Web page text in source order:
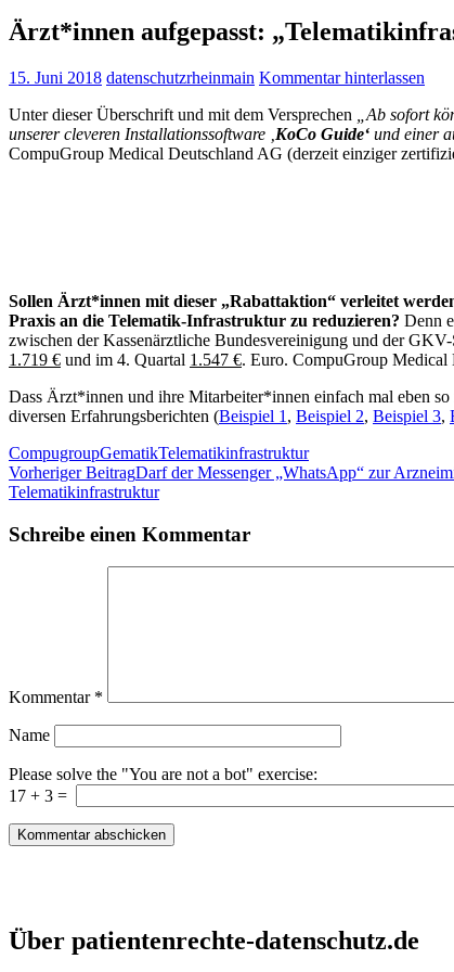
Ärzt*innen aufgepasst:
15. Juni 2018 datenschutzrheinmain Kommentar hinterlassen
Unter dieser Überschrift und mit dem Versprechen
„Ab sofort
unserer cleveren Installationssoftware ‚ KoCo Guide‘ und einer
CompuGroup Medical Deutschland AG (derzeit einziger
Sollen Ärzt*innen mit dieser „Rabattaktion“ verleitet
Praxis an die Telematik-Infrastruktur zu reduzieren? Denn
zwischen der Kassenärztliche Bundesvereinigung und der
1.719 € und im 4. Quartal 1.547 €. Euro. CompuGroup Medical
Dass Ärzt*innen und ihre Mitarbeiter*innen einfach mal eben
diversen Erfahrungsberichten (Beispiel 1 , Beispiel 2, Beispiel 3,
CompugroupGematikTelematikinfrastruktur
Beitragsnavigation
Vorheriger BeitragDarf der Messenger „WhatsApp“ zur
Telematikinfrastruktur
Schreibe einen Kommentar
Kommentar *
Name
Please solve the "You are not a bot" exercise:
17 + 3 =
Patientenrechte und Datenschutz e.V.
Über patientenrechte-datenschutz.de